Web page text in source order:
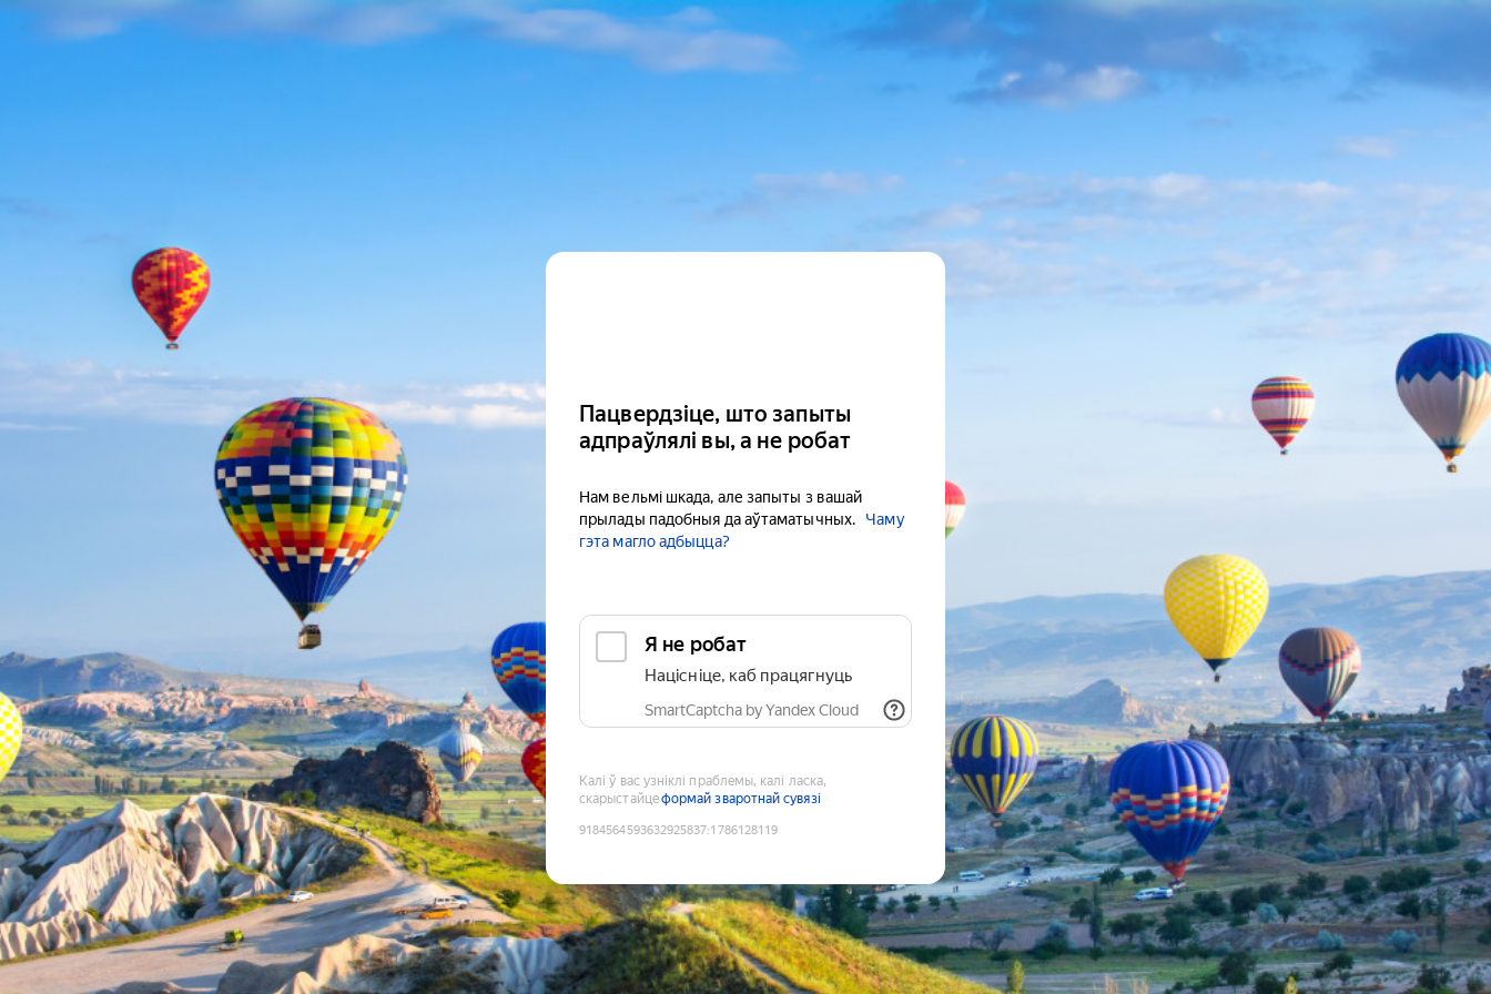
Пацвердзіце, што запыты
адпраўлялі вы, а не робат
Нам вельмі шкада, але запыты з вашай
прылады падобныя да аўтаматычных.
Чаму
гэта магло адбыцца?
Я не робат
Націсніце, каб працягнуць
SmartCaptcha by Yandex Cloud
Калі ў вас узніклі праблемы, калі ласка,
скарыстайцеформай зваротнай сувязі
9184564593632925837:1786128119